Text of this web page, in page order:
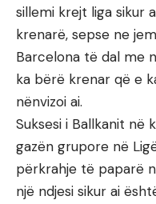
sillemi krejt liga sikur
krenarë, sepse ne
Barcelona të dal me
ka bërë krenar që e
nënvizoi ai.
Suksesi i Ballkanit në
gazën grupore në
përkrahje të paparë
një ndjesi sikur ai